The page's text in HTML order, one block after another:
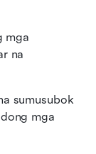
mga
na
sumusubok
mga